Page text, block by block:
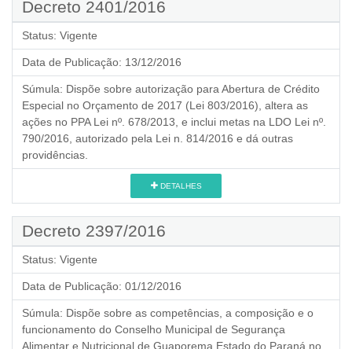
Decreto 2401/2016
Status: Vigente
Data de Publicação: 13/12/2016
Súmula: Dispõe sobre autorização para Abertura de Crédito
Especial no Orçamento de 2017 (Lei 803/2016), altera as
ações no PPA Lei nº. 678/2013, e inclui metas na LDO Lei nº.
790/2016, autorizado pela Lei n. 814/2016 e dá outras
providências.
DETALHES
Decreto 2397/2016
Status: Vigente
Data de Publicação: 01/12/2016
Súmula: Dispõe sobre as competências, a composição e o
funcionamento do Conselho Municipal de Segurança
Alimentar e Nutricional de Guaporema Estado do Paraná no